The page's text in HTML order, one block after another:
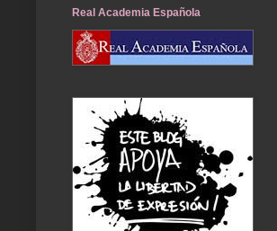
Real Academia Española